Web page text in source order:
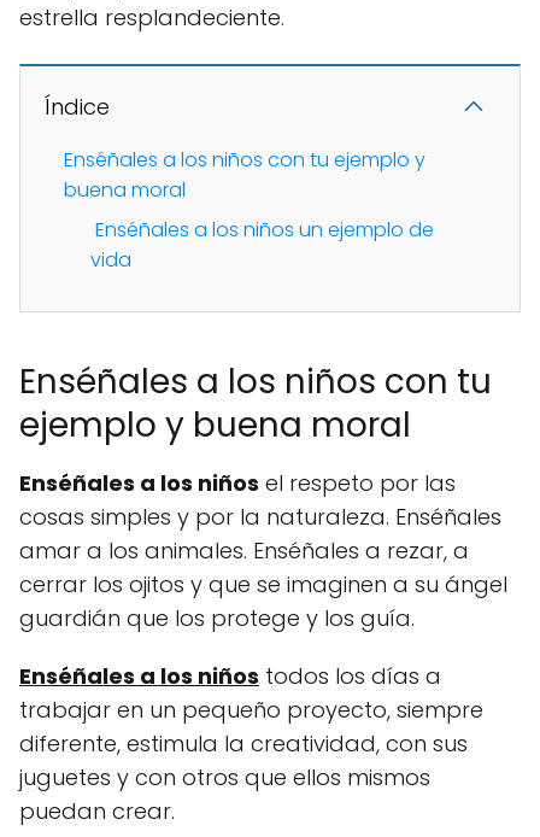
estrella resplandeciente.
Índice
Enséñales a los niños con tu ejemplo y
buena moral
Enséñales a los niños un ejemplo de
vida
Enséñales a los niños con tu
ejemplo y buena moral
Enséñales a los niños el respeto por las
cosas simples y por la naturaleza. Enséñales
amar a los animales. Enséñales a rezar, a
cerrar los ojitos y que se imaginen a su ángel
guardián que los protege y los guía.
Enséñales a los niños todos los días a
trabajar en un pequeño proyecto, siempre
diferente, estimula la creatividad, con sus
juguetes y con otros que ellos mismos
puedan crear.